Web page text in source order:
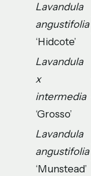
Lavandula
angustifolia
‘Hidcote’
Lavandula
x
intermedia
‘Grosso’
Lavandula
angustifolia
‘Munstead’